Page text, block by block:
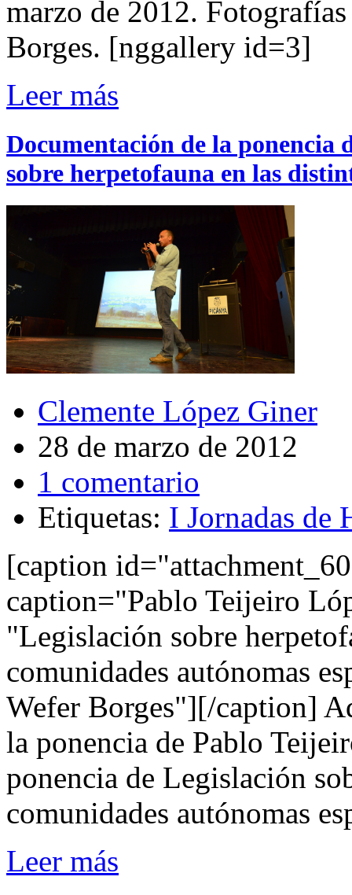
marzo de 2012.
Borges. [nggallery id=3]
Leer más
Documentación de la ponencia
sobre herpetofauna en las
Clemente López Giner
28 de marzo de 2012
1 comentario
Etiquetas: I Jornadas de
[caption
caption="Pablo Teijeiro
"Legislación sobre
comunidades autónomas
Wefer Borges"][/caption]
la ponencia de Pablo
ponencia de Legislación
comunidades autónomas
Leer más